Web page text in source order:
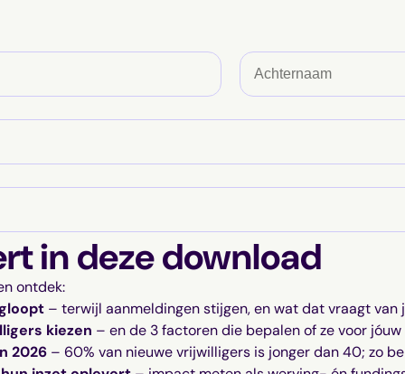
A
c
t
r
n
a
m
in deze download
ontdek:
– terwijl aanmeldingen stijgen, en wat dat vraagt van
kiezen – en de 3 factoren die bepalen of ze voor
2026– 60% van nieuwe vrijwilligers is jonger dan 40; zo